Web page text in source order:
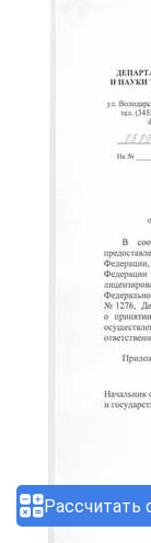
Рассчитать